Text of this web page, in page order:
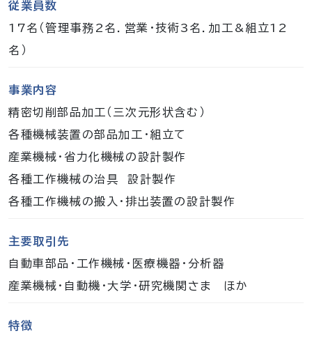
従業員数
17名（管理事務2名．営業・技術3名．加工&組立12
名）
事業内容
精密切削部品加工（三次元形状含む）
各種機械装置の部品加工・組立て
産業機械・省力化機械の設計製作
各種工作機械の治具 設計製作
各種工作機械の搬入・排出装置の設計製作
主要取引先
自動車部品・工作機械・医療機器・分析器
産業機械・自動機・大学・研究機関さま ほか
特徴